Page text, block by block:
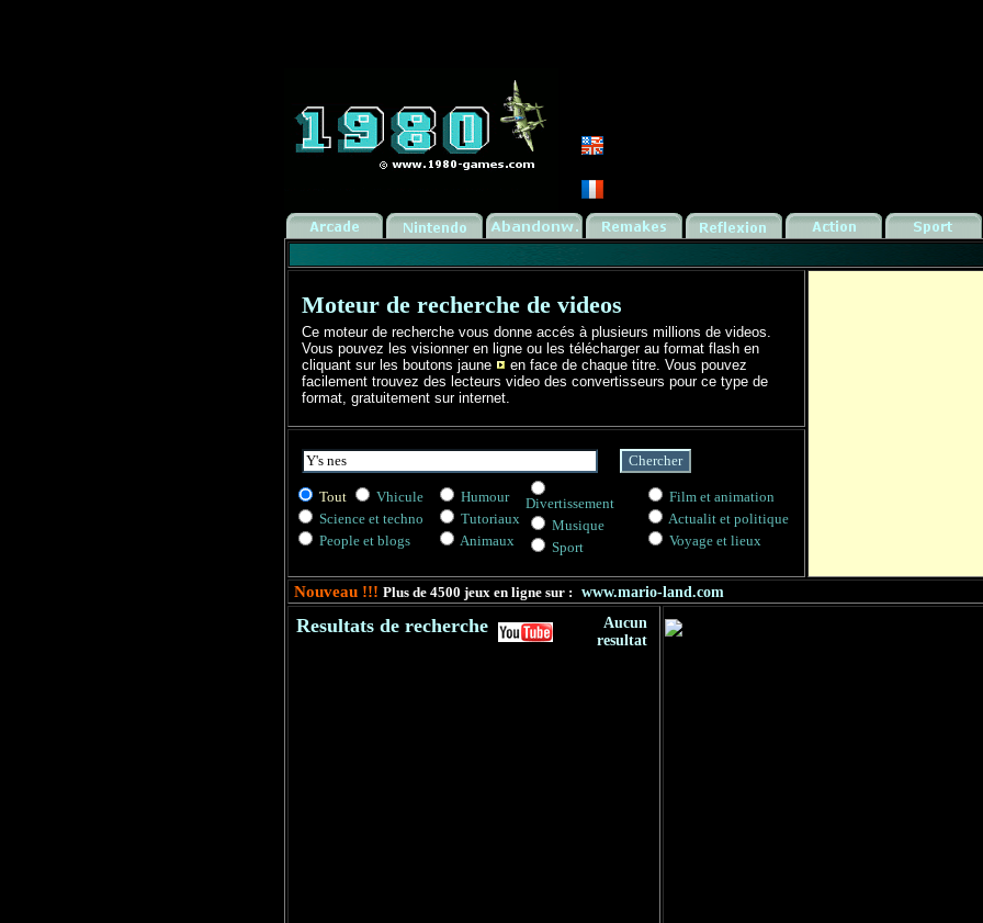
Moteur de recherche de videos
Ce moteur de recherche vous donne accés à plusieurs millions de videos.
Vous pouvez les visionner en ligne ou les télécharger au format flash en
cliquant sur les boutons jaune
en face de chaque titre. Vous pouvez
facilement trouvez des lecteurs video des convertisseurs pour ce type de
format, gratuitement sur internet.
Tout
Vhicule
Science et techno
People et blogs
Humour
Tutoriaux
Animaux
Divertissement
Musique
Sport
Film et animation
Actualit et politique
Voyage et lieux
Nouveau !!! Plus de 4500 jeux en ligne sur : www.mario-land.com
Resultats de recherche
Aucun
resultat